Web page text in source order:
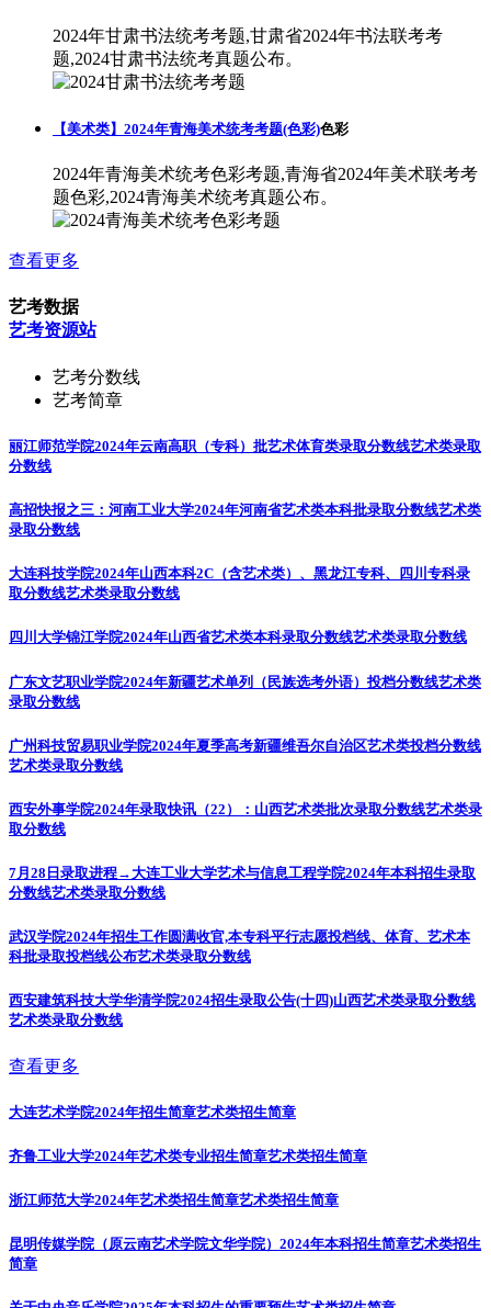
2024年甘肃书法统考考题,甘肃省2024年书法联考考
题,2024甘肃书法统考真题公布。
【美术类】2024年青海美术统考考题(色彩)色彩
2024年青海美术统考色彩考题,青海省2024年美术联考考
题色彩,2024青海美术统考真题公布。
查看更多
艺考数据
艺考资源站
艺考分数线
艺考简章
丽江师范学院2024年云南高职（专科）批艺术体育类录取分数线艺术类录取
分数线
高招快报之三：河南工业大学2024年河南省艺术类本科批录取分数线艺术类
录取分数线
大连科技学院2024年山西本科2C（含艺术类）、黑龙江专科、四川专科录
取分数线艺术类录取分数线
四川大学锦江学院2024年山西省艺术类本科录取分数线艺术类录取分数线
广东文艺职业学院2024年新疆艺术单列（民族选考外语）投档分数线艺术类
录取分数线
广州科技贸易职业学院2024年夏季高考新疆维吾尔自治区艺术类投档分数线
艺术类录取分数线
西安外事学院2024年录取快讯（22）：山西艺术类批次录取分数线艺术类录
取分数线
7月28日录取进程→大连工业大学艺术与信息工程学院2024年本科招生录取
分数线艺术类录取分数线
武汉学院2024年招生工作圆满收官,本专科平行志愿投档线、体育、艺术本
科批录取投档线公布艺术类录取分数线
西安建筑科技大学华清学院2024招生录取公告(十四)山西艺术类录取分数线
艺术类录取分数线
查看更多
大连艺术学院2024年招生简章艺术类招生简章
齐鲁工业大学2024年艺术类专业招生简章艺术类招生简章
浙江师范大学2024年艺术类招生简章艺术类招生简章
昆明传媒学院（原云南艺术学院文华学院）2024年本科招生简章艺术类招生
简章